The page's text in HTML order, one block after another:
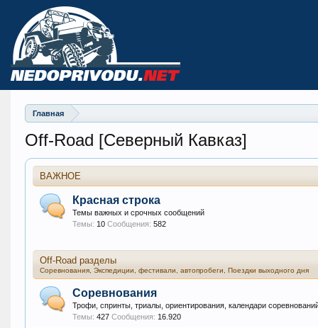
Главная
Off-Road [Северный Кавказ]
ВАЖНОЕ
Красная строка
Темы важных и срочных сообщений
Темы: 10 Сообщения: 582
Off-Road разделы
Соревнования, Экспедиции, фестивали, автопробеги, Поездки выходного дня
Соревнования
Трофи, спринты, триалы, ориентирования, календари
Темы: 427 Сообщения: 16.920